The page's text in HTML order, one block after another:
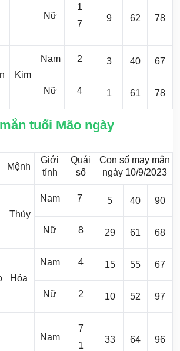
Nữ
1
7
9 62 78
Kim
Nam 2 3 40 67
Nữ 4 1 61 78
tuổi Mão ngày
Mệnh
Giới
tính
Quái
số
Con số may mắn
ngày 10/9/2023
Thủy
Nam 7 5 40 90
Nữ 8 29 61 68
Hỏa
Nam 4 15 55 67
Nữ 2 10 52 97
Nam
7
1
33 64 96